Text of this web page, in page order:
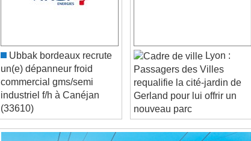
un(e) dépanneur froid
commercial gms/semi
industriel f/h à Canéjan
(33610)
Passagers des Villes
requalifie la cité-jardin de
Gerland pour lui offrir un
nouveau parc